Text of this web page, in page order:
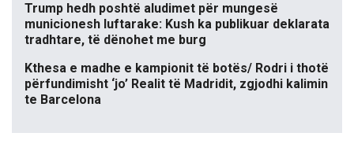
Trump hedh poshtë aludimet për mungesë
municionesh luftarake: Kush ka publikuar deklarata
tradhtare, të dënohet me burg
Kthesa e madhe e kampionit të botës/ Rodri i thotë
përfundimisht ‘jo’ Realit të Madridit, zgjodhi kalimin
te Barcelona